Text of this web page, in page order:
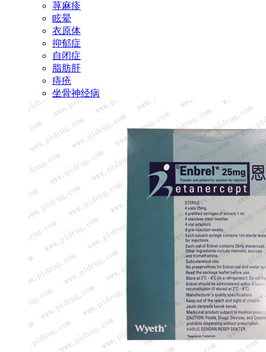
荨麻疹
眩晕
衣原体
抑郁症
自闭症
脂肪肝
痔疮
坐骨神经病